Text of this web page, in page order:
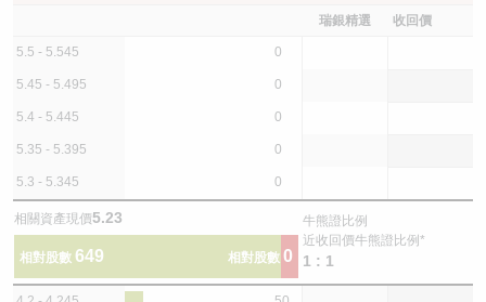
瑞銀精選 收回價
5.5 - 5.545 0
5.45 - 5.495 0
5.4 - 5.445 0
5.35 - 5.395 0
5.3 - 5.345 0
相關資產現價5.23
相對股數 649 相對股數 0
牛熊證比例
近收回價牛熊證比例*
1 : 1